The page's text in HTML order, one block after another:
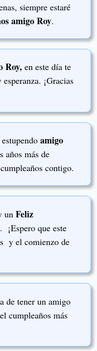
siempre estaré
amigo Roy.
Roy, en este día te
¡Gracias
amigo
años más de
contigo.
un Feliz
. ¡Espero que este
y el comienzo de
de tener un amigo
cumpleaños más